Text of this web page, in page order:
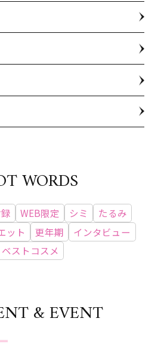
WORDS
WEB限定 シミ
たるみ
ット 更年期
インタビュー
ベストコスメ
& EVENT